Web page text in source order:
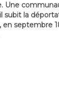
Une
subit la
septembre